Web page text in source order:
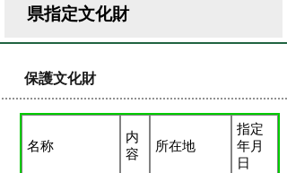
県指定文化財
保護文化財
名称
内
容
所在地
指定
年月
日